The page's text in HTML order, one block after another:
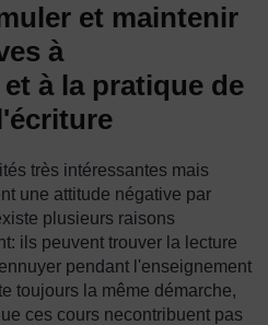
et maintenir
à
à la pratique de
très intéressantes mais
une attitude négative par
plusieurs raisons
ils peuvent trouver la lecture
pendant l'enseignement
toujours la même démarche,
ces cours necontribuent pas